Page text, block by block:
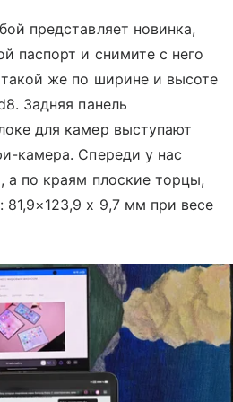
представляет новинка,
паспорт и снимите с него
же по ширине и высоте
Задняя панель
для камер выступают
камера. Спереди у нас
а по краям плоские торцы,
х 9,7 мм при весе